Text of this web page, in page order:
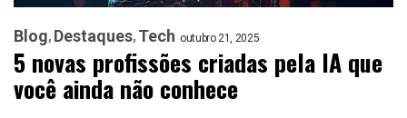
Blog Destaques Tech outubro 21, 2025
5 novas profissões criadas pela IA que
você ainda não conhece